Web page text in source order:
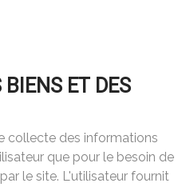
BIENS ET DES
collecte des informations
que pour le besoin de
le site. L'utilisateur fournit